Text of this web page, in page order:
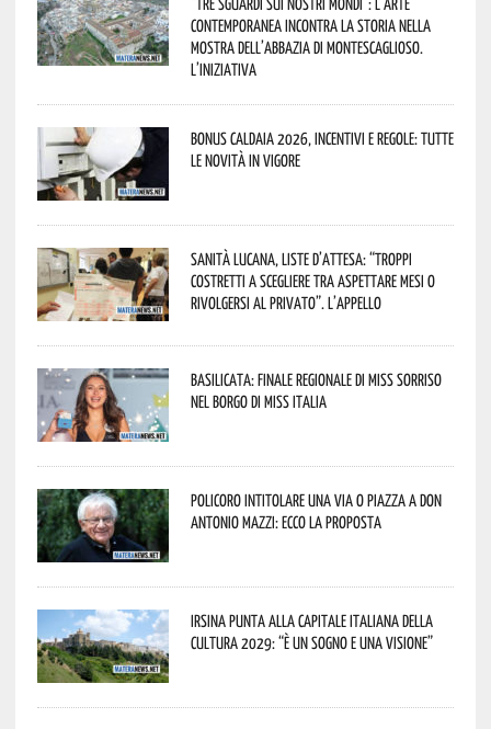
contemporanea incontra la storia nella
mostra dell’Abbazia di Montescaglioso.
L’iniziativa
Bonus caldaia 2026, incentivi e regole: tutte
le novità in vigore
Sanità lucana, liste d’attesa: “Troppi
costretti a scegliere tra aspettare mesi o
rivolgersi al privato”. L’appello
Basilicata: finale regionale di Miss Sorriso
nel borgo di Miss Italia
Policoro intitolare una via o piazza a don
Antonio Mazzi: ecco la proposta
Irsina punta alla Capitale italiana della
Cultura 2029: “È un sogno e una visione”